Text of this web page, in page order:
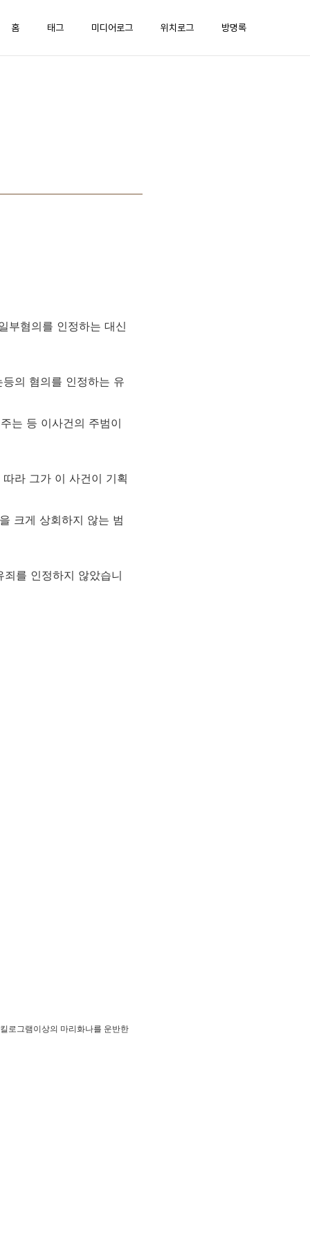
홈 태그 미디어로그 위치로그 방명록
부혐의를 인정하는 대신
의 혐의를 인정하는 유
는 등 이사건의 주범이
라 그가 이 사건이 기획
크게 상회하지 않는 범
를 인정하지 않았습니
로그램이상의 마리화나를 운반한